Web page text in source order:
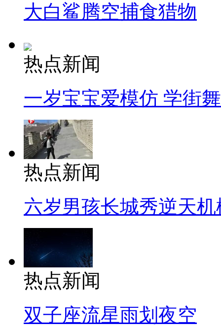
大白鲨腾空捕食猎物
热点新闻
一岁宝宝爱模仿 学街
热点新闻
六岁男孩长城秀逆天机
热点新闻
双子座流星雨划夜空